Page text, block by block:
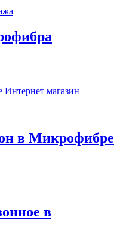
в Микрофибре
в